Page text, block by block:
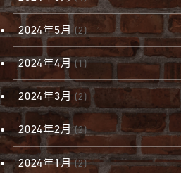
2024年5月 (2)
2024年4月(1)
2024年3月 (2)
2024年2月 (2)
2024年1月(2)